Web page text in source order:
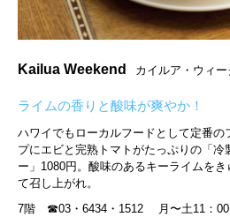
Kailua Weekend カイルア・ウィー
ライムの香りと酸味が爽やか！
ハワイでもローカルフードとして定番の
プにエビと完熟トマトがたっぷりの「冷
ー」1080円。酸味のあるキーライムを
て召し上がれ。
7階 ☎︎03・6434・1512 月〜土11：00